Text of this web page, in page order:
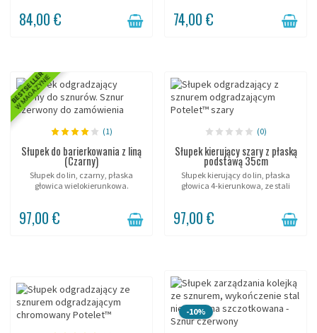
84,00 € 74,00 €
BESTSELLER
W MAGAZYNIE
(1)
Słupek do barierkowania z liną
(Czarny)
Słupek do lin, czarny, płaska
głowica wielokierunkowa.
97,00 €
(0)
Słupek kierujący szary z płaską
podstawą 35cm
Słupek kierujący do lin, płaska
głowica 4-kierunkowa, ze stali
97,00 €
-10%